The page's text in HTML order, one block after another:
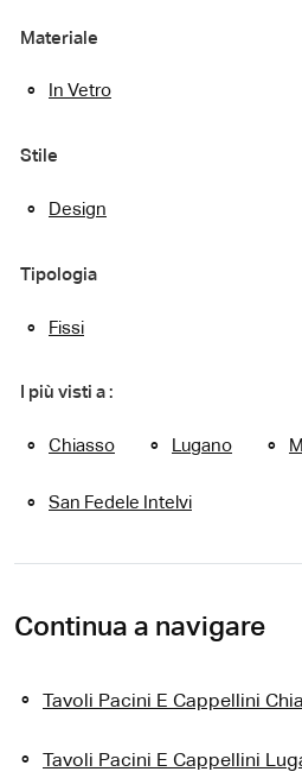
Materiale
In Vetro
Stile
Design
Tipologia
Fissi
I più visti a :
Chiasso Lugano
San Fedele Intelvi
Continua a navigare
Tavoli Pacini E Cappellini
Tavoli Pacini E Cappellini